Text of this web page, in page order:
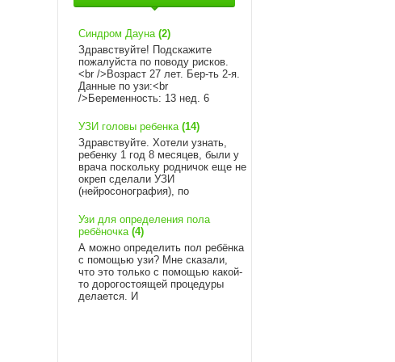
Синдром Дауна (2)
Здравствуйте! Подскажите
пожалуйста по поводу рисков.
<br />Возраст 27 лет. Бер-ть 2-я.
Данные по узи:<br
/>Беременность: 13 нед. 6
УЗИ головы ребенка (14)
Здравствуйте. Хотели узнать,
ребенку 1 год 8 месяцев, были у
врача поскольку родничок еще не
окреп сделали УЗИ
(нейросонография), по
Узи для определения пола
ребёночка (4)
А можно определить пол ребёнка
с помощью узи? Мне сказали,
что это только с помощью какой-
то дорогостоящей процедуры
делается. И